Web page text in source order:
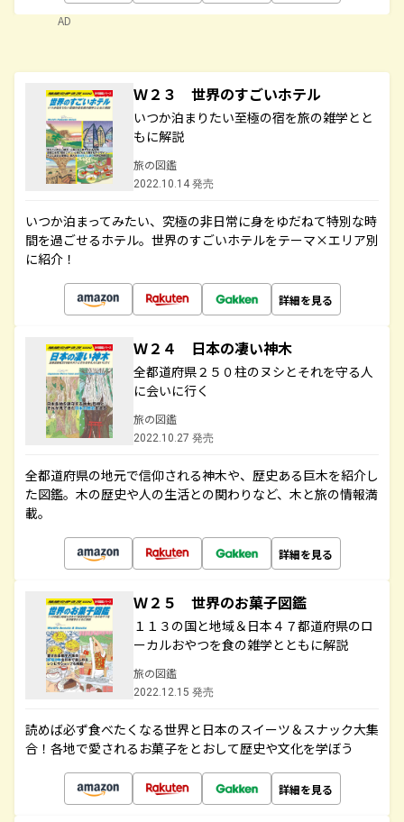
AD
Ｗ２３ 世界のすごいホテル
いつか泊まりたい至極の宿を旅の雑学とと
もに解説
旅の図鑑
2022.10.14 発売
いつか泊まってみたい、究極の非日常に身をゆだねて特別な時
間を過ごせるホテル。世界のすごいホテルをテーマ×エリア別
に紹介！
詳細を見る
Ｗ２４ 日本の凄い神木
全都道府県２５０柱のヌシとそれを守る人
に会いに行く
旅の図鑑
2022.10.27 発売
全都道府県の地元で信仰される神木や、歴史ある巨木を紹介し
た図鑑。木の歴史や人の生活との関わりなど、木と旅の情報満
載。
詳細を見る
Ｗ２５ 世界のお菓子図鑑
１１３の国と地域＆日本４７都道府県のロ
ーカルおやつを食の雑学とともに解説
旅の図鑑
2022.12.15 発売
読めば必ず食べたくなる世界と日本のスイーツ＆スナック大集
合！各地で愛されるお菓子をとおして歴史や文化を学ぼう
詳細を見る